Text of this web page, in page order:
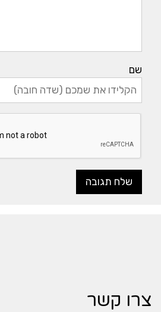
שם
צרו קשר